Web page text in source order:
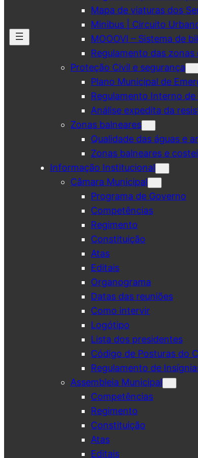
Mapa de viaturas dos
Minibus | Circuito
MOOOVI – Sistema de
Regulamento das
Proteção Civil e segurança
Plano Municipal de
Regulamento Interno
Análise expedita da
Zonas balneares
Qualidade das águas e
Zonas balneares e
Informação Institucional
Câmara Municipal
Programa de Governo
Competências
Regimento
Constituição
Atas
Editais
Organograma
Datas das reuniões
Como intervir
Logótipo
Lista dos presidentes
Código de Posturas do
Regulamento de
Assembleia Municipal
Competências
Regimento
Constituição
Atas
Editais